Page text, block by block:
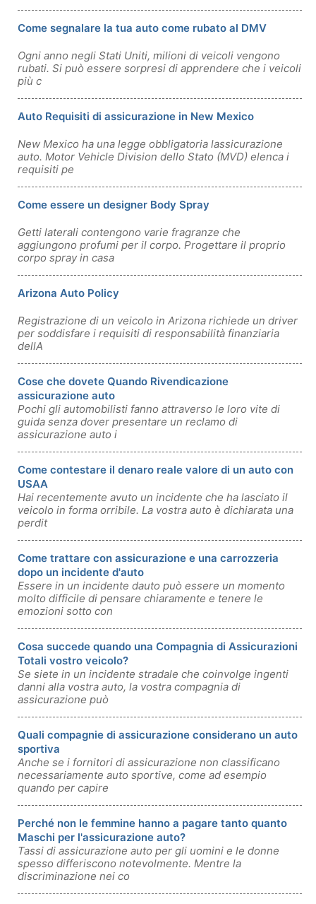
Come segnalare la tua auto come rubato al DMV
Ogni anno negli Stati Uniti, milioni di veicoli vengono
rubati. Si può essere sorpresi di apprendere che i veicoli
più c
Auto Requisiti di assicurazione in New Mexico
New Mexico ha una legge obbligatoria lassicurazione
auto. Motor Vehicle Division dello Stato (MVD) elenca i
requisiti pe
Come essere un designer Body Spray
Getti laterali contengono varie fragranze che
aggiungono profumi per il corpo. Progettare il proprio
corpo spray in casa
Arizona Auto Policy
Registrazione di un veicolo in Arizona richiede un driver
per soddisfare i requisiti di responsabilità finanziaria
dellA
Cose che dovete Quando Rivendicazione
assicurazione auto
Pochi gli automobilisti fanno attraverso le loro vite di
guida senza dover presentare un reclamo di
assicurazione auto i
Come contestare il denaro reale valore di un auto con
USAA
Hai recentemente avuto un incidente che ha lasciato il
veicolo in forma orribile. La vostra auto è dichiarata una
perdit
Come trattare con assicurazione e una carrozzeria
dopo un incidente d'auto
Essere in un incidente dauto può essere un momento
molto difficile di pensare chiaramente e tenere le
emozioni sotto con
Cosa succede quando una Compagnia di Assicurazioni
Totali vostro veicolo?
Se siete in un incidente stradale che coinvolge ingenti
danni alla vostra auto, la vostra compagnia di
assicurazione può
Quali compagnie di assicurazione considerano un auto
sportiva
Anche se i fornitori di assicurazione non classificano
necessariamente auto sportive, come ad esempio
quando per capire
Perché non le femmine hanno a pagare tanto quanto
Maschi per l'assicurazione auto?
Tassi di assicurazione auto per gli uomini e le donne
spesso differiscono notevolmente. Mentre la
discriminazione nei co